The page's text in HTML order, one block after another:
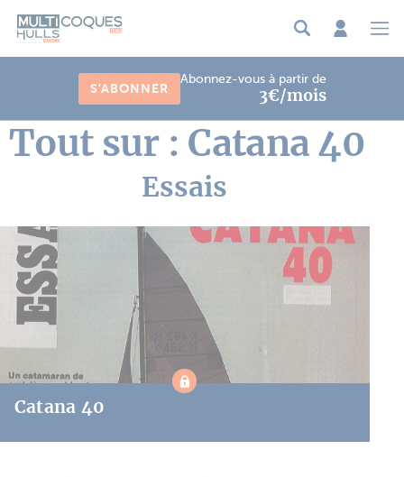
S'ABONNER
Abonnez-vous à partir de
3€/mois
Tout sur : Catana 40
Essais
Catana 40